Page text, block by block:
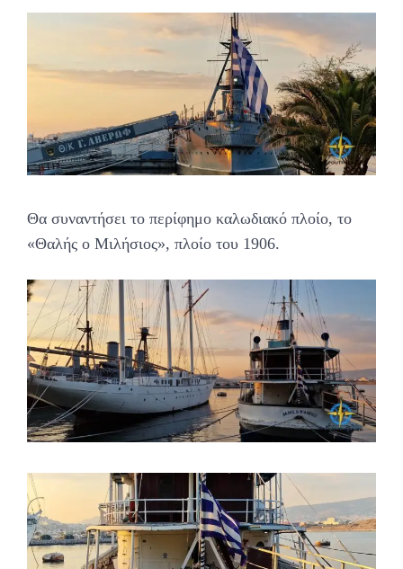
Θα συναντήσει το περίφημο καλωδιακό πλοίο, το
«Θαλής ο Μιλήσιος», πλοίο του 1906.